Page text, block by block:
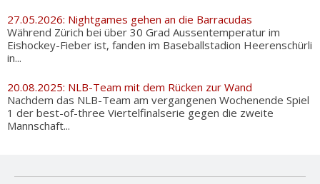
27.05.2026: Nightgames gehen an die Barracudas
Während Zürich bei über 30 Grad Aussentemperatur im
Eishockey-Fieber ist, fanden im Baseballstadion Heerenschürli
in...
20.08.2025: NLB-Team mit dem Rücken zur Wand
Nachdem das NLB-Team am vergangenen Wochenende Spiel
1 der best-of-three Viertelfinalserie gegen die zweite
Mannschaft...